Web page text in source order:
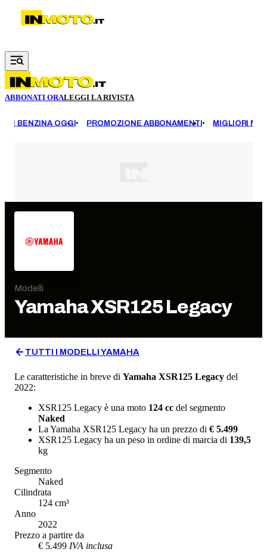
Vai al contenuto principale
ABBONATI ORALEGGI LA RIVISTA
BENZINA OGGI PROMOZIONE ABBONAMENTI MIGLIORI
Modelli
YamahaXSR125 Legacy
TUTTI I MODELLIYAMAHA
Le caratteristiche in breve di Yamaha XSR125 Legacy del
2022:
XSR125 Legacy è una moto 124 cc del segmento
Naked
La Yamaha XSR125 Legacy ha un prezzo di € 5.499
XSR125 Legacy ha un peso in ordine di marcia di 139,5
kg
Segmento
Naked
Cilindrata
124 cm³
Anno
2022
Prezzo a partire da
€ 5.499 IVA inclusa